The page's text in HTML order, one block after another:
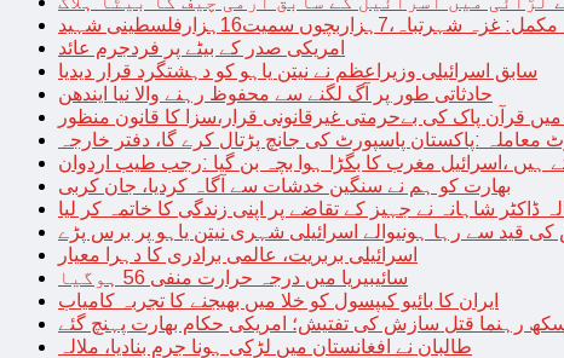
امریکی صدر کے بیٹے پر فردجرم عائد
سابق اسرائیلی وزیراعظم نے نیتن یاہو کو دہشتگرد قرار دیدیا
حادثاتی طور پر آگ لگنے سے محفوظ رہنے والا نیا ایندھن
قرآن پاک کی بےحرمتی غیرقانونی قرار،سزا کا قانون منظور
معاملہ :پاکستان پاسپورٹ کی جانچ پڑتال کرے گا، دفتر خارجہ
ہیں ،اسرائیل مغرب کا بگڑا ہوا بچہ بن گیا :رجب طیب اردوان
بھارت کو ہم نے سنگین خدشات سے آگاہ کردیا، جان کربی
قید سے رہا ہونیوالے اسرائیلی شہری نیتن یاہو پر برس پڑے
اسرائیلی بربریت، عالمی برادری کا دہرا معیار
سائیبیریا میں درجہ حرارت منفی 56 ہوگیا
ایران کا بائیو کیپسول کو خلا میں بھیجنے کا تجربہ کامیاب
رہنما قتل سازش کی تفتیش؛ امریکی حکام بھارت پہنچ گئے
طالبان نے افغانستان میں لڑکی ہونا جرم بنادیا، ملالہ